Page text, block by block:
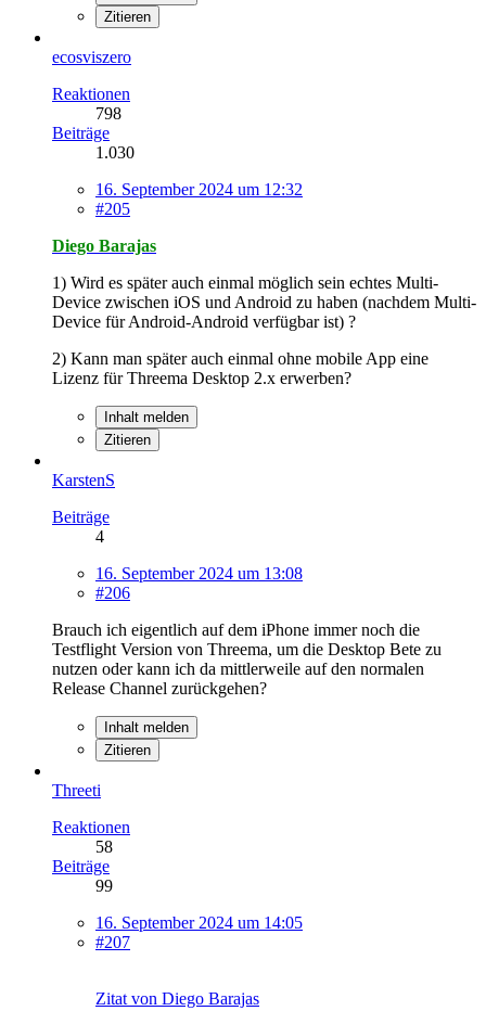
Zitieren
ecosviszero
Reaktionen
798
Beiträge
1.030
16. September 2024 um 12:32
#205
Diego Barajas
1) Wird es später auch einmal möglich sein echtes Multi-
Device zwischen iOS und Android zu haben (nachdem Multi-
Device für Android-Android verfügbar ist) ?
2) Kann man später auch einmal ohne mobile App eine
Lizenz für Threema Desktop 2.x erwerben?
Inhalt melden
Zitieren
KarstenS
Beiträge
4
16. September 2024 um 13:08
#206
Brauch ich eigentlich auf dem iPhone immer noch die
Testflight Version von Threema, um die Desktop Bete zu
nutzen oder kann ich da mittlerweile auf den normalen
Release Channel zurückgehen?
Inhalt melden
Zitieren
Threeti
Reaktionen
58
Beiträge
99
16. September 2024 um 14:05
#207
Zitat von Diego Barajas